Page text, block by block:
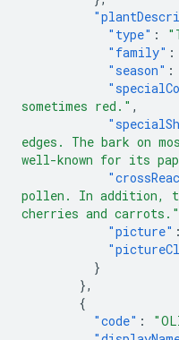
"type" :
"family" :
"season" :
sometimes red." ,
edges. The bark on
well-known for its
pollen. In addition,
cherries and carrots."
"picture" :
}
},
{
"code" :